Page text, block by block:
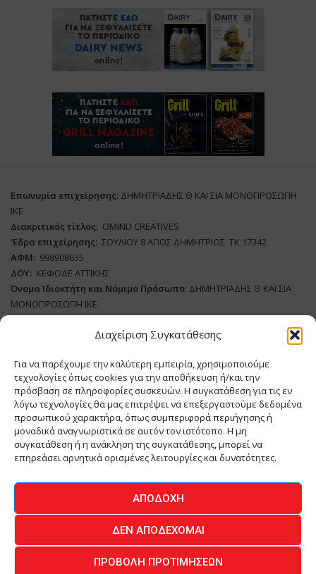
Διαχείριση Συγκατάθεσης
Για να παρέχουμε την καλύτερη εμπειρία, χρησιμοποιούμε
τεχνολογίες όπως cookies για την αποθήκευση ή/και την
πρόσβαση σε πληροφορίες συσκευών. Η συγκατάθεση για τις εν
λόγω τεχνολογίες θα μας επιτρέψει να επεξεργαστούμε δεδομένα
προσωπικού χαρακτήρα, όπως συμπεριφορά περιήγησης ή
μοναδικά αναγνωριστικά σε αυτόν τον ιστότοπο. Η μη
συγκατάθεση ή η ανάκληση της συγκατάθεσης, μπορεί να
επηρεάσει αρνητικά ορισμένες λειτουργίες και δυνατότητες.
ΑΠΟΔΟΧΉ
ΔΕΝ ΑΠΟΔΈΧΟΜΑΙ
ΠΡΟΒΟΛΉ ΠΡΟΤΙΜΉΣΕΩΝ
Επωνυμία επιχείρησης: ΔΗΜΗΤΡΙΑΔΗΣ Θ ΚΑΙ ΣΙΑ ΜΟΝΟΠΡΟΣΩΠΗ
ΙΚΕ
Διακριτικός τίτλος: ΟΜΙΝD CREATIVES
‘Eδρα επιχείρησης: ΣΟΥΛΙΟΥ 8 ΑΓΙΟΣ ΔΗΜΗΤΡΙΟΣ ΤΚ 17342
ΑΦΜ: 998908635
ΔΟΥ: ΚΕΦΟΔΕ ΑΤΤΙΚΗΣ
Όνομα Ιδιοκτήτη και Νόμιμο Πρόσωπο: ΔΗΜΗΤΡΙΑΔΗΣ Θ ΚΑΙ ΣΙΑ
ΜΟΝΟΠΡΟΣΩΠΗ ΙΚΕ
Διευθυντής Σύνταξης:ΑΘΑΝΑΣΙΟΣ ΑΝΤΩΝΙΟΥ
ΔικαιούχοςDomain:ΔΗΜΗΤΡΙΑΔΗΣ Θ ΚΑΙ ΣΙΑ ΜΟΝΟΠΡΟΣΩΠΗ ΙΚΕ
Διευθυντής: ΕΥΘΥΜΙΑΤΟΥ ΜΑΡΙΑ
Διαχειριστής:
ΕΥΘΥΜΙΑΤΟΥ ΜΑΡΙΑ
Δήλωση Συμμόρφωσης
ΕΠΙΚΟΙΝΩΝΙΑ
© 2026 - All Rights Reserved -Πολιτική Απορρήτου